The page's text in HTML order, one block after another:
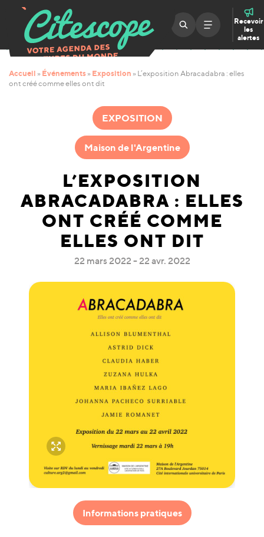
Recevoir
les
alertes
Accueil » Événements » Exposition » L’exposition Abracadabra : elles
ont créé comme elles ont dit
EXPOSITION
Maison de l'Argentine
L’EXPOSITION
ABRACADABRA : ELLES
ONT CRÉÉ COMME
ELLES ONT DIT
22 mars 2022 - 22 avr. 2022
Informations pratiques